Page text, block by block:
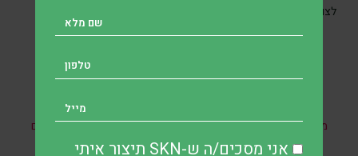
לצורכי תקשורת ושירות בהתאם ל
* אין במאמר זה, בחלקו או במלואו, כל הבטחה להשגת תשואות
מהשקעות ואין האמור בו מהווה ייעוץ מקצועי לבצע השקעות בתחום
כזה או אחר. אני מסכים/ה ש-SKN תיצור איתי